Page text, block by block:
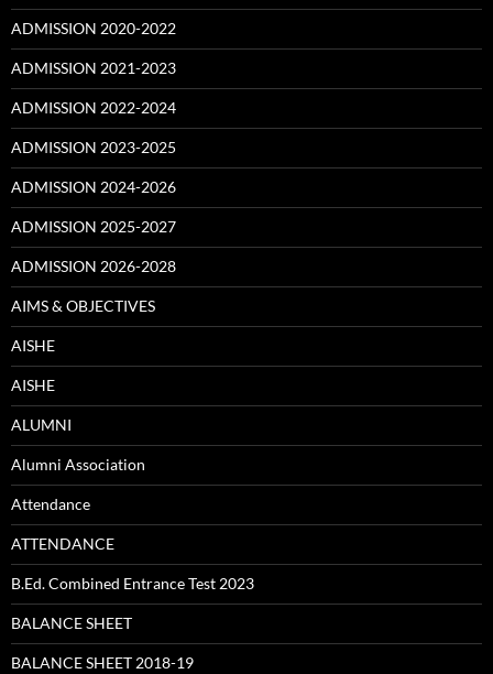
ADMISSION 2020-2022
ADMISSION 2021-2023
ADMISSION 2022-2024
ADMISSION 2023-2025
ADMISSION 2024-2026
ADMISSION 2025-2027
ADMISSION 2026-2028
AIMS & OBJECTIVES
AISHE
AISHE
ALUMNI
Alumni Association
Attendance
ATTENDANCE
B.Ed. Combined Entrance Test 2023
BALANCE SHEET
BALANCE SHEET 2018-19